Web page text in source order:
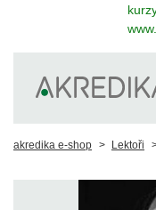
akredika e-shop Lektoři